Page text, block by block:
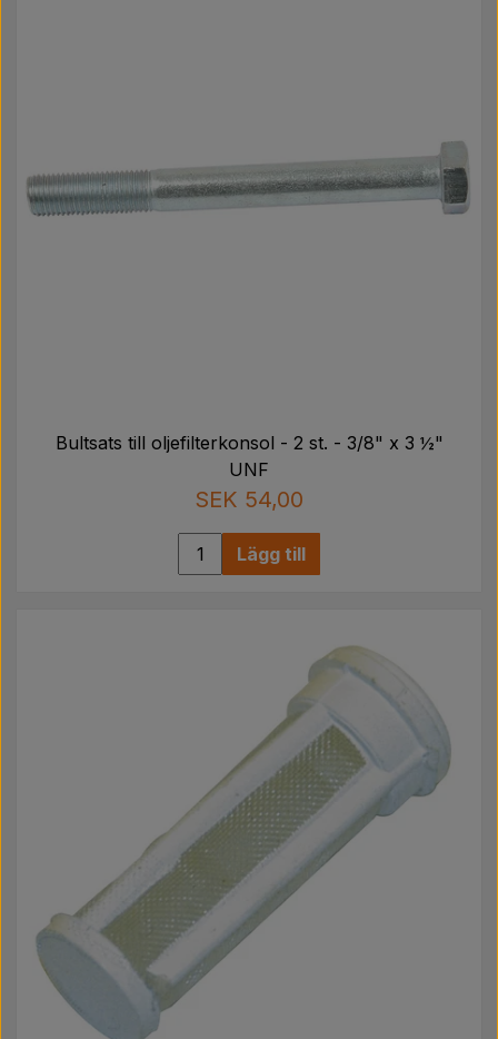
Bultsats till oljefilterkonsol - 2 st. - 3/8" x 3 ½"
UNF
SEK 54,00
Lägg till